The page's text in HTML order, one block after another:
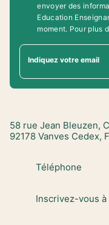
envoyer des
Education
moment. Pour plus
Indiquez votre email
58 rue Jean Bleuzen,
92178 Vanves Cedex,
Téléphone
Inscrivez-vous